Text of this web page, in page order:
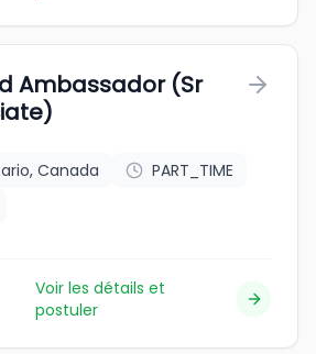
Ambassador (Sr
Canada
PART_TIME
Voir les détails et
postuler